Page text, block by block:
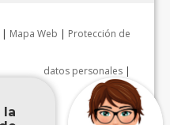
| Mapa Web | Protección de
datos personales |